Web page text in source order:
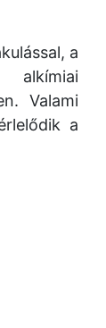
a
Valami
a